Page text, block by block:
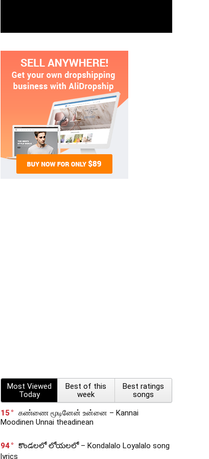
Most Viewed
Today
Best of this
week
Best ratings
songs
15
கண்ணை மூடினேன் உன்னை – Kannai
Moodinen Unnai theadinean
94
కొండలలో లోయలలో – Kondalalo Loyalalo song
lyrics